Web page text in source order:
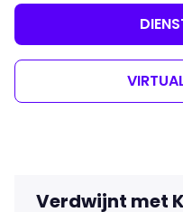
Verdwijnt met